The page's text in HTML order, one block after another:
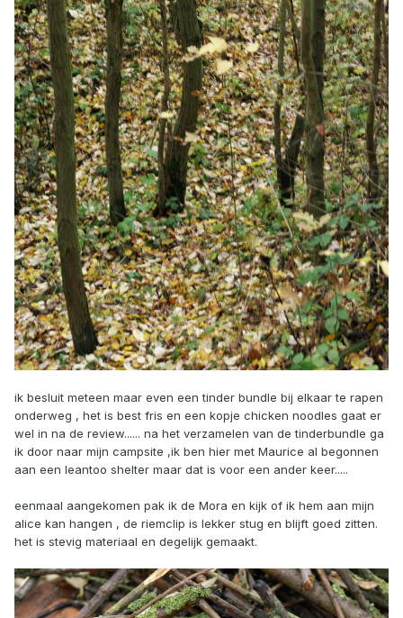
ik besluit meteen maar even een tinder bundle bij elkaar te rapen
onderweg , het is best fris en een kopje chicken noodles gaat er
wel in na de review...... na het verzamelen van de tinderbundle ga
ik door naar mijn campsite ,ik ben hier met Maurice al begonnen
aan een leantoo shelter maar dat is voor een ander keer.....
eenmaal aangekomen pak ik de Mora en kijk of ik hem aan mijn
alice kan hangen , de riemclip is lekker stug en blijft goed zitten.
het is stevig materiaal en degelijk gemaakt.